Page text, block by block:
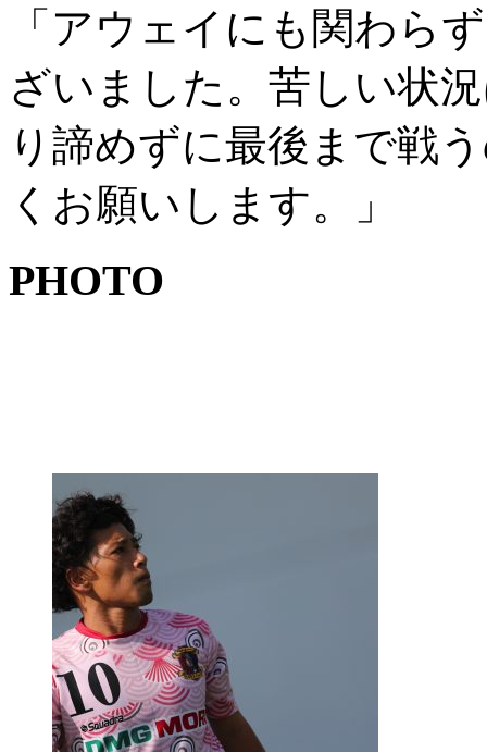
「アウェイにも関わら
ざいました。苦しい状
り諦めずに最後まで戦
くお願いします。」
PHOTO